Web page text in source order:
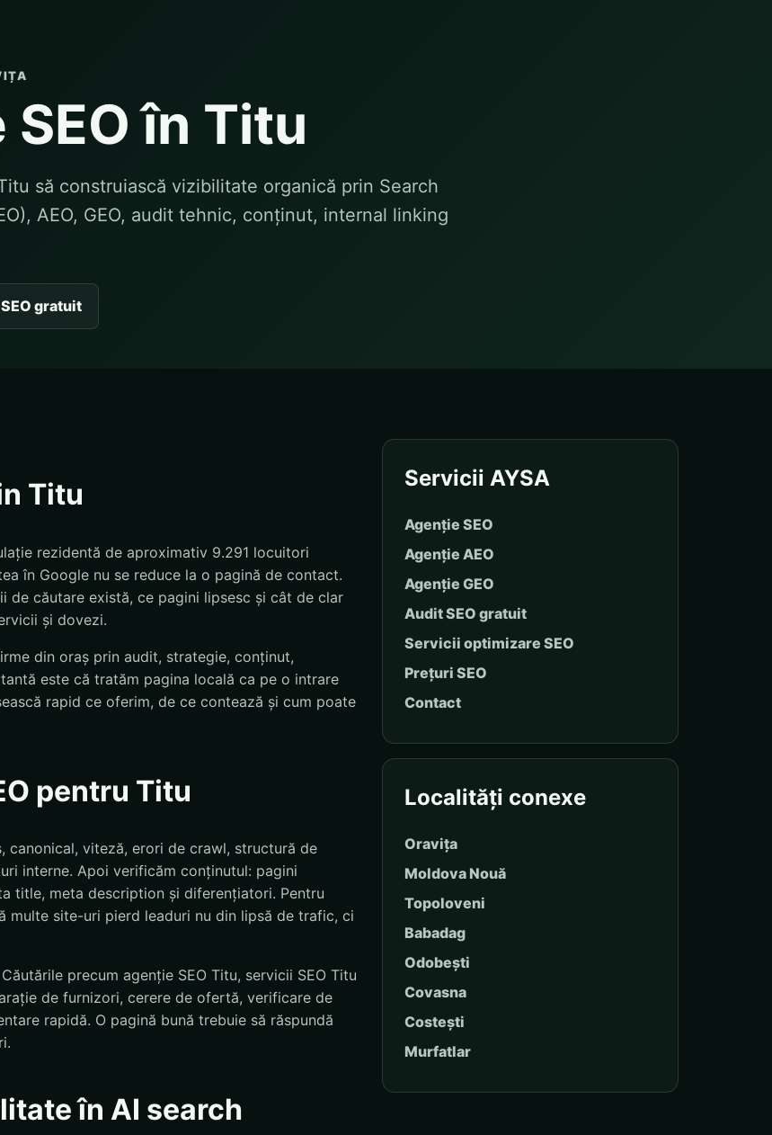
în Titu
să construiască vizibilitate organică prin Search
AEO, GEO, audit tehnic, conținut, internal linking
gratuit
Titu
rezidentă de aproximativ 9.291 locuitori
în Google nu se reduce la o pagină de contact.
de căutare există, ce pagini lipsesc și cât de clar
și dovezi.
din oraș prin audit, strategie, conținut,
este că tratăm pagina locală ca pe o intrare
rapid ce oferim, de ce contează și cum poate
pentru Titu
canonical, viteză, erori de crawl, structură de
interne. Apoi verificăm conținutul: pagini
title, meta description și diferențiatori. Pentru
multe site-uri pierd leaduri nu din lipsă de trafic, ci
precum agenție SEO Titu, servicii SEO Titu
de furnizori, cerere de ofertă, verificare de
rapidă. O pagină bună trebuie să răspundă
în AI search
Servicii AYSA
Agenție SEO
Agenție AEO
Agenție GEO
Audit SEO gratuit
Servicii optimizare SEO
Prețuri SEO
Contact
Localități conexe
Oravița
Moldova Nouă
Topoloveni
Babadag
Odobești
Covasna
Costești
Murfatlar